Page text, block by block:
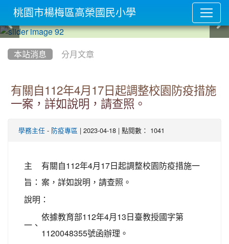
本站消息 分月文章
有關自112年4月17日起調整校園防疫措施
一案，詳如說明，請查照。
學務主任 - 防疫專區 | 2023-04-18 | 點閱數： 1041
主
旨：
有關自112年4月17日起調整校園防疫措施一
案，詳如說明，請查照。
說明：
一、
依據教育部112年4月13日臺教授國字第
1120048355號函辦理。
桃園市楊梅區高榮國民小學